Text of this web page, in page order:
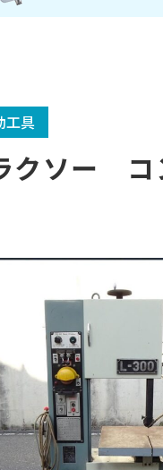
工具
クソー コ